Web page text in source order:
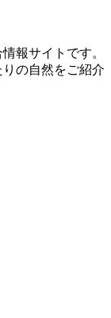
報サイトです。
の自然をご紹介